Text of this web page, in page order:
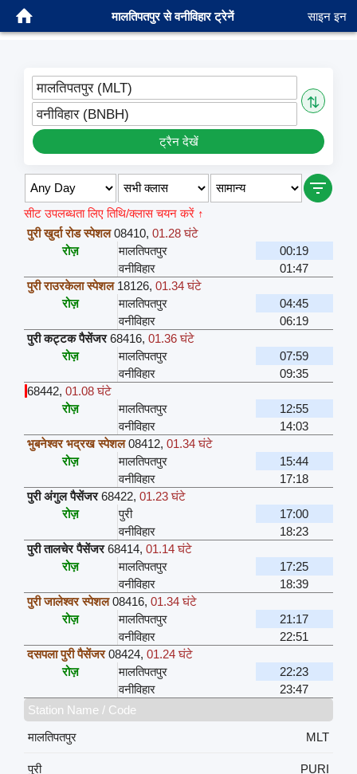
मालतिपतपुर से वनीविहार ट्रेनें साइन इन
मालतिपतपुर (MLT)
⇅
वनीविहार (BNBH)
ट्रैन देखें
सीट उपलब्धता लिए तिथि/क्लास चयन करें ↑
पुरी खुर्दा रोड स्पेशल 08410, 01.28 घंटे
रोज़
मालतिपतपुर
00:19
वनीविहार
01:47
पुरी राउरकेला स्पेशल 18126, 01.34 घंटे
रोज़
मालतिपतपुर
04:45
वनीविहार
06:19
पुरी कट्टक पैसेंजर 68416, 01.36 घंटे
रोज़
मालतिपतपुर
07:59
वनीविहार
09:35
68442, 01.08 घंटे
रोज़
मालतिपतपुर
12:55
वनीविहार
14:03
भुबनेश्वर भद्रख स्पेशल 08412, 01.34 घंटे
रोज़
मालतिपतपुर
15:44
वनीविहार
17:18
पुरी अंगुल पैसेंजर 68422, 01.23 घंटे
रोज़
पुरी
17:00
वनीविहार
18:23
पुरी तालचेर पैसेंजर 68414, 01.14 घंटे
रोज़
मालतिपतपुर
17:25
वनीविहार
18:39
पुरी जालेश्वर स्पेशल 08416, 01.34 घंटे
रोज़
मालतिपतपुर
21:17
वनीविहार
22:51
दसपला पुरी पैसेंजर 08424, 01.24 घंटे
रोज़
मालतिपतपुर
22:23
वनीविहार
23:47
Station Name / Code
मालतिपतपुर
MLT
पुरी PURI